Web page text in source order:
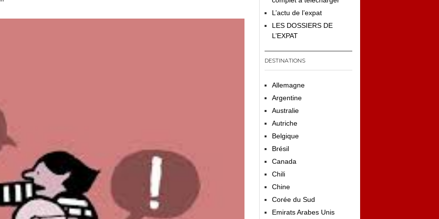
L’actu de l’expat
LES DOSSIERS DE
L’EXPAT
DESTINATIONS
Allemagne
Argentine
Australie
Autriche
Belgique
Brésil
Canada
Chili
Chine
Corée du Sud
Emirats Arabes Unis